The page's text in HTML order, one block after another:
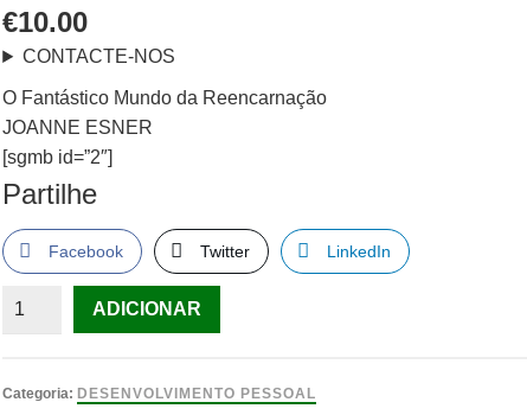
€10.00
CONTACTE-NOS
O Fantástico Mundo da Reencarnação
JOANNE ESNER
[sgmb id=”2″]
Partilhe
Facebook Twitter LinkedIn
Quantidade
Fantástico
ADICIONAR
Categoria: DESENVOLVIMENTO PESSOAL